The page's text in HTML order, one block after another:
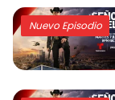
Nuevo Episodio